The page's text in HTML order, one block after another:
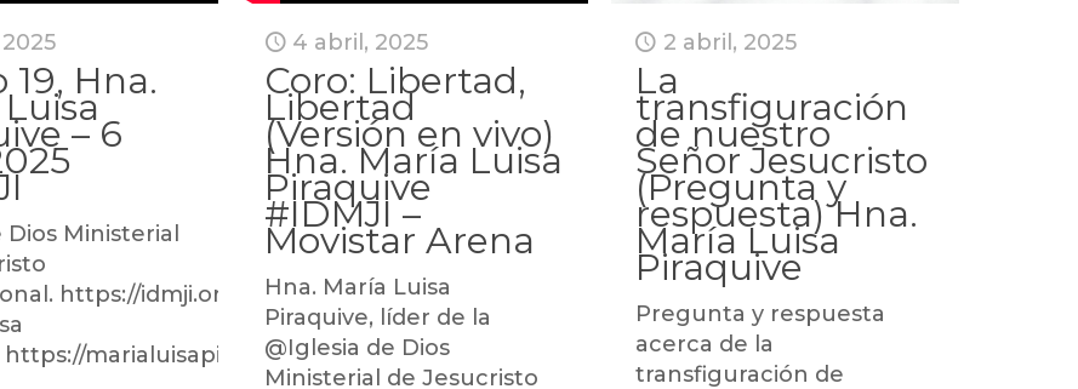
19, Hna.
– 6
Dios Ministerial
https://idmji.orgHermana
https://marialuisapiraquive.com
4 abril, 2025
Coro: Libertad,
Libertad
(Versión en vivo)
Hna. María Luisa
Piraquive
#IDMJI –
Movistar Arena
Hna. María Luisa
Piraquive, líder de la
@Iglesia de Dios
Ministerial de Jesucristo
2 abril, 2025
La
transfiguración
de nuestro
Señor Jesucristo
(Pregunta y
respuesta) Hna.
María Luisa
Piraquive
Pregunta y respuesta
acerca de la
transfiguración de